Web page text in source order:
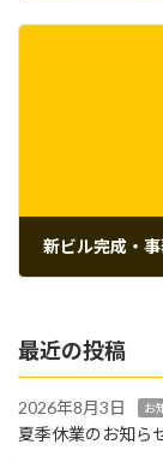
新ビル完成・
最近の投稿
2026年8月3日 お
夏季休業のお知ら